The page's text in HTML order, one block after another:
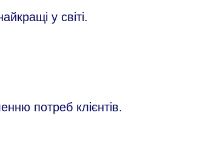
у світі.
потреб клієнтів.